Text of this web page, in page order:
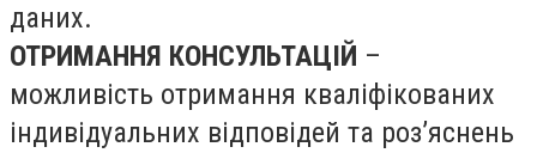
даних.
ОТРИМАННЯ КОНСУЛЬТАЦІЙ –
можливість отримання кваліфікованих
індивідуальних відповідей та роз’яснень